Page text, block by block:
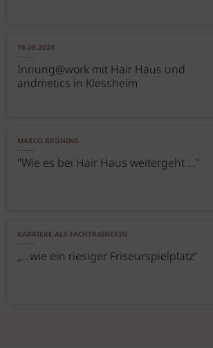
16.09.2024
Innung@work mit Hair Haus und
andmetics in Klessheim
MARCO BRÜNING
"Wie es bei Hair Haus weitergeht …"
KARRIERE ALS FACHTRAINERIN
„...wie ein riesiger Friseurspielplatz“